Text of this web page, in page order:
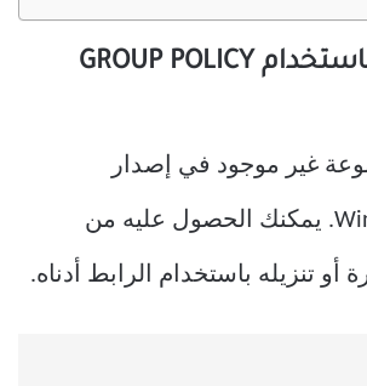
1. فرز الأرقام باستخدام GROUP POLICY
غير موجود في إصدار
Windows 10 Home. يمكنك الحصول عليه من
أو تنزيله باستخدام الرابط أدناه.